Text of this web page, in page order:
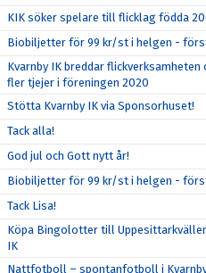
KIK söker spelare till flicklag födda
Biobiljetter för 99 kr/st i helgen -
Kvarnby IK breddar flickverksamheten
fler tjejer i föreningen 2020
Stötta Kvarnby IK via Sponsorhuset!
Tack alla!
God jul och Gott nytt år!
Biobiljetter för 99 kr/st i helgen -
Tack Lisa!
Köpa Bingolotter till
IK
Nattfotboll – spontanfotboll i